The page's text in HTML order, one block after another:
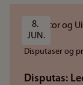
8.
JUN.
Disputaser og
Disputas: